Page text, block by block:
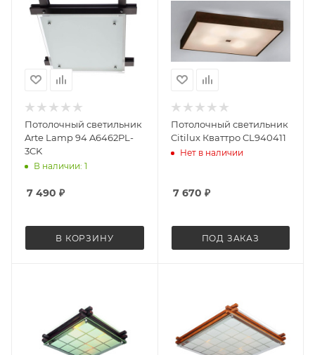
Потолочный светильник
Arte Lamp 94 A6462PL-
3CK
В наличии: 1
7 490 ₽
В КОРЗИНУ
Потолочный светильник
Citilux Кваттро CL940411
Нет в наличии
7 670 ₽
ПОД ЗАКАЗ